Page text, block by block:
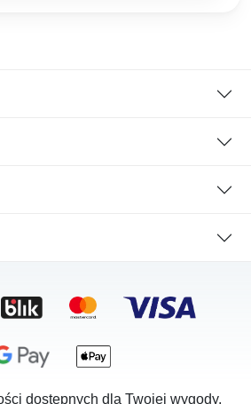
dostępnych dla Twojej wygody.